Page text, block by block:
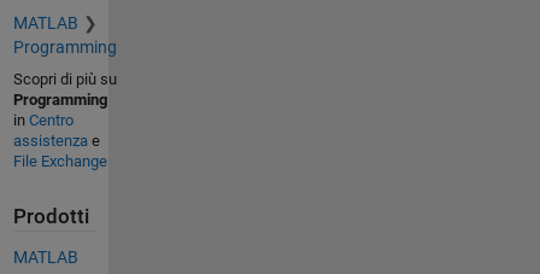
MATLAB
Programming
Scopri di più su
Programming
in Centro
assistenzae
File Exchange
Prodotti
MATLAB